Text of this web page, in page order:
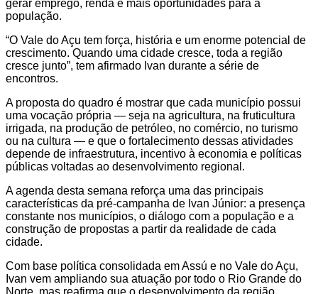
gerar emprego, renda e mais oportunidades para a
população.
“O Vale do Açu tem força, história e um enorme potencial de
crescimento. Quando uma cidade cresce, toda a região
cresce junto”, tem afirmado Ivan durante a série de
encontros.
A proposta do quadro é mostrar que cada município possui
uma vocação própria — seja na agricultura, na fruticultura
irrigada, na produção de petróleo, no comércio, no turismo
ou na cultura — e que o fortalecimento dessas atividades
depende de infraestrutura, incentivo à economia e políticas
públicas voltadas ao desenvolvimento regional.
A agenda desta semana reforça uma das principais
características da pré-campanha de Ivan Júnior: a presença
constante nos municípios, o diálogo com a população e a
construção de propostas a partir da realidade de cada
cidade.
Com base política consolidada em Assú e no Vale do Açu,
Ivan vem ampliando sua atuação por todo o Rio Grande do